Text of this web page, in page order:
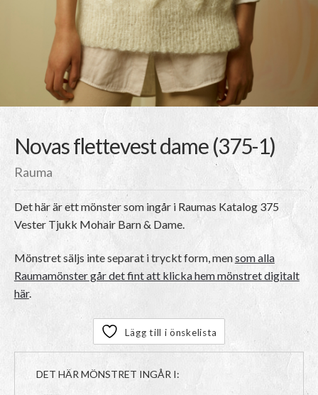
Novas flettevest dame (375-1)
Rauma
Det här är ett mönster som ingår i Raumas Katalog 375
Vester Tjukk Mohair Barn & Dame.
Mönstret säljs inte separat i tryckt form, mensom alla
Raumamönster går det fint att klicka hem mönstret digitalt
här.
Lägg till i önskelista
DET HÄR MÖNSTRET INGÅR I: